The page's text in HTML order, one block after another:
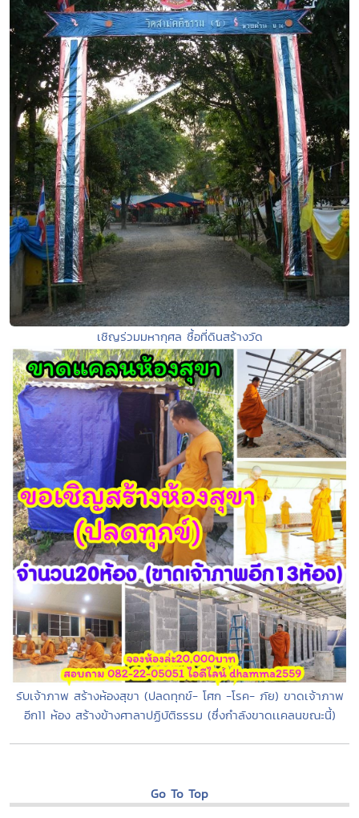
เชิญร่วมมหากุศล ซื้อที่ดินสร้างวัด
รับเจ้าภาพ สร้างห้องสุขา (ปลดทุกข์- โศก -โรค- ภัย) ขาดเจ้าภาพ
อีก11 ห้อง สร้างข้างศาลาปฏิบัติธรรม (ซึ่งกำลังขาดเเคลนขณะนี้)
Go To Top